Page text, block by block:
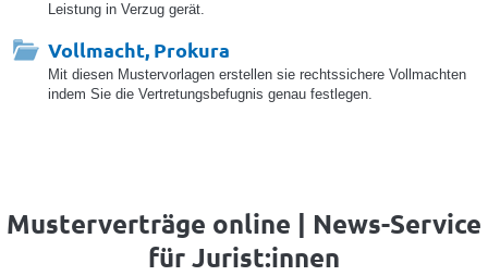
Leistung in Verzug gerät.
Vollmacht, Prokura
Mit diesen Mustervorlagen erstellen sie rechtssichere Vollmachten
indem Sie die Vertretungsbefugnis genau festlegen.
Musterverträge online | News-Service
für Jurist:innen